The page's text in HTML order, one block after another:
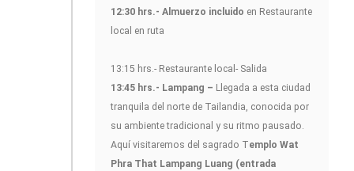
12:30 hrs.- Almuerzo incluido en Restaurante
local en ruta
13:15 hrs.- Restaurante local- Salida
13:45 hrs.- Lampang – Llegada a esta ciudad
tranquila del norte de Tailandia, conocida por
su ambiente tradicional y su ritmo pausado.
Aquí visitaremos del sagrado Templo Wat
Phra That Lampang Luang (entrada